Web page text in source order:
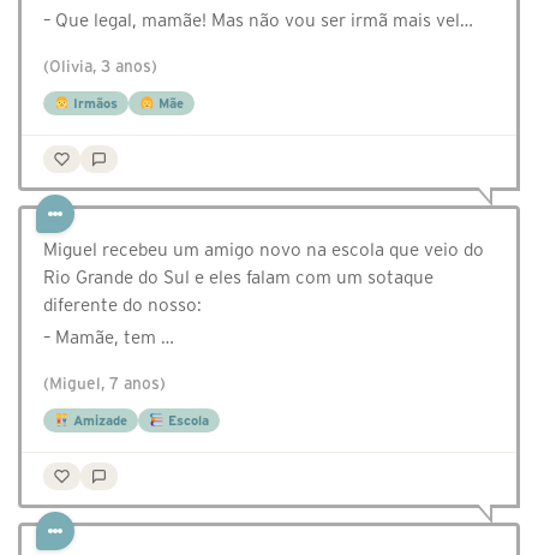
– Que legal, mamãe! Mas não vou ser irmã mais vel…
(Olivia, 3 anos)
Irmãos Mãe
Miguel recebeu um amigo novo na escola que veio do
Rio Grande do Sul e eles falam com um sotaque
diferente do nosso:
– Mamãe, tem …
(Miguel, 7 anos)
Amizade Escola